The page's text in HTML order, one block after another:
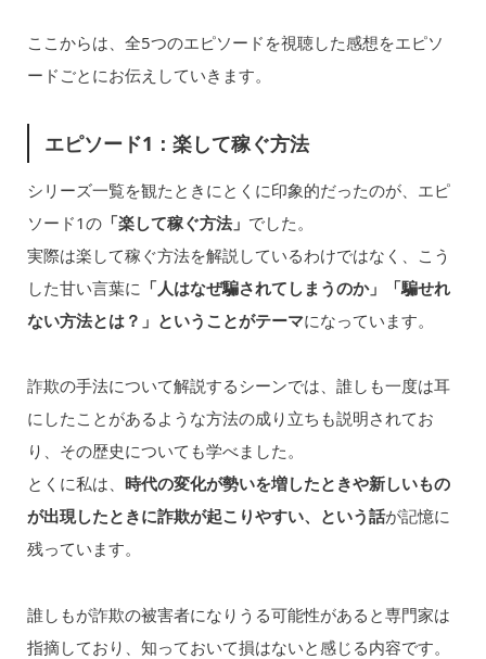
ここからは、全5つのエピソードを視聴した感想をエピソ
ードごとにお伝えしていきます。
エピソード1：楽して稼ぐ方法
シリーズ一覧を観たときにとくに印象的だったのが、エピ
ソード1の「楽して稼ぐ方法」 でした。
実際は楽して稼ぐ方法を解説しているわけではなく、こう
した甘い言葉に 「人はなぜ騙されてしまうのか」「騙せれ
ない方法とは？」ということがテーマになっています。
詐欺の手法について解説するシーンでは、誰しも一度は耳
にしたことがあるような方法の成り立ちも説明されてお
り、その歴史についても学べました。
とくに私は、 時代の変化が勢いを増したときや新しいもの
が出現したときに詐欺が起こりやすい、という話が記憶に
残っています。
誰しもが詐欺の被害者になりうる可能性があると専門家は
指摘しており、知っておいて損はないと感じる内容です。